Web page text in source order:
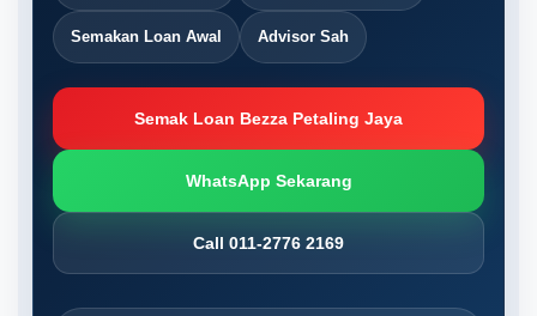
Semakan Loan Awal Advisor Sah
Semak Loan Bezza Petaling Jaya
WhatsApp Sekarang
Call 011-2776 2169